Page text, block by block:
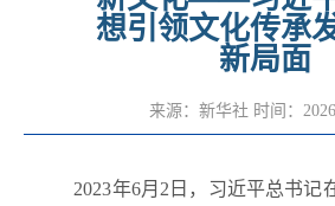
想引领文化传承
新局面
来源：新华社 时间：
2023年6月2日，习近平总书记